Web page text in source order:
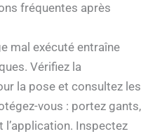
fréquentes après
mal exécuté entraîne
Vérifiez la
la pose et consultez les
vous : portez gants,
l’application. Inspectez